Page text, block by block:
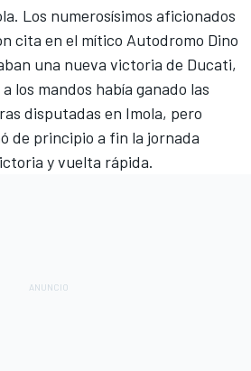
. Los numerosísimos aficionados
cita en el mítico Autodromo Dino
una nueva victoria de Ducati,
los mandos había ganado las
disputadas en Imola, pero
de principio a fin la jornada
y vuelta rápida.